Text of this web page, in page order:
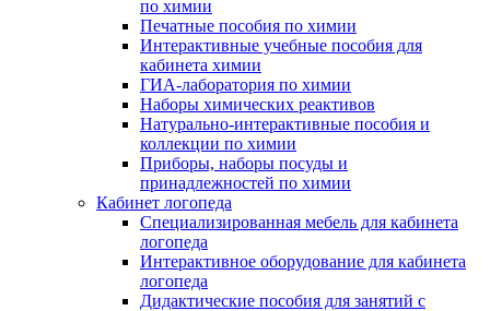
по химии
Печатные пособия по химии
Интерактивные учебные пособия для
кабинета химии
ГИА-лаборатория по химии
Наборы химических реактивов
Натурально-интерактивные пособия и
коллекции по химии
Приборы, наборы посуды и
принадлежностей по химии
Кабинет логопеда
Специализированная мебель для кабинета
логопеда
Интерактивное оборудование для кабинета
логопеда
Дидактические пособия для занятий с